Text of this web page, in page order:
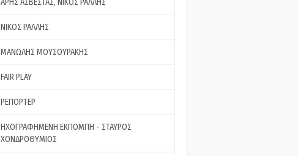
ΑΡΗΣ ΑΣΒΕΣΤΑΣ, ΝΙΚΟΣ ΡΑΛΛΗΣ
ΝΙΚΟΣ ΡΑΛΛΗΣ
ΜΑΝΩΛΗΣ ΜΟΥΣΟΥΡΑΚΗΣ
FAIR PLAY
ΡΕΠΟΡΤΕΡ
ΗΧΟΓΡΑΦΗΜΕΝΗ ΕΚΠΟΜΠΗ - ΣΤΑΥΡΟΣ
ΧΟΝΔΡΟΘΥΜΙΟΣ